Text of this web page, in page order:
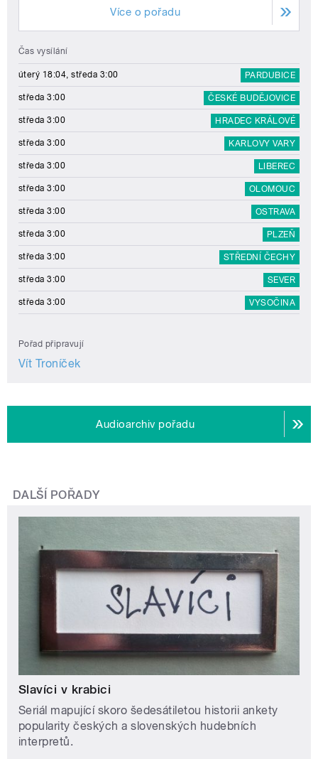
Více o pořadu
Čas vysílání
úterý 18:04, středa 3:00 PARDUBICE
středa 3:00 ČESKÉ BUDĚJOVICE
středa 3:00 HRADEC KRÁLOVÉ
středa 3:00 KARLOVY VARY
středa 3:00 LIBEREC
středa 3:00 OLOMOUC
středa 3:00 OSTRAVA
středa 3:00 PLZEŇ
středa 3:00 STŘEDNÍ ČECHY
středa 3:00 SEVER
středa 3:00 VYSOČINA
Pořad připravují
Vít Troníček
Audioarchiv pořadu
DALŠÍ POŘADY
Slavíci v krabici
Seriál mapující skoro šedesátiletou historii ankety
popularity českých a slovenských hudebních
interpretů.